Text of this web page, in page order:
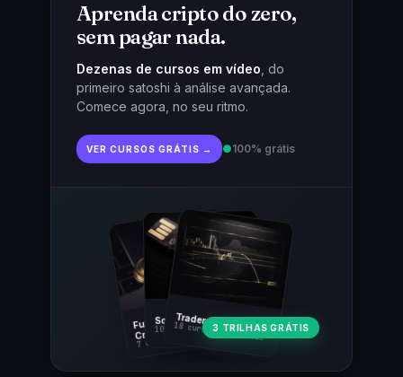
Aprenda cripto do zero,
sem pagar nada.
Dezenas de cursos em vídeo , do
primeiro satoshi à análise avançada.
Comece agora, no seu ritmo.
VER CURSOS GRÁTIS → ●100% grátis
Fundamentos
Cripto
7 cursos · 31 aulas
Trader Cripto
18 cursos · 80 aulas
Soberania Bitcoin
10 cursos · 44 aulas3 TRILHAS GRÁTIS